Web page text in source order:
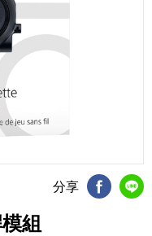
分享
FB分享
組